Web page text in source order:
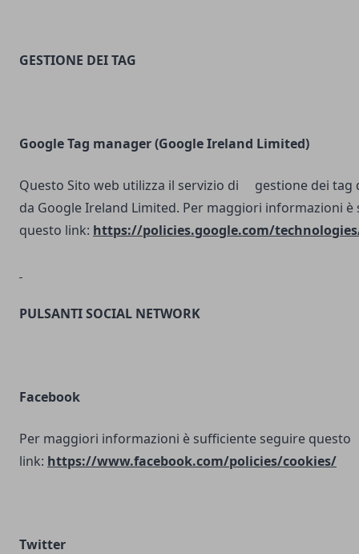
GESTIONE DEI TAG
Google Tag manager (Google Ireland Limited)
Questo Sito web utilizza il servizio di gestione dei tag
da Google Ireland Limited. Per maggiori informazioni
questo link: https://policies.google.com/
PULSANTI SOCIAL NETWORK
Facebook
Per maggiori informazioni è sufficiente seguire questo
link: https://www.facebook.com/policies/cookies/
Twitter